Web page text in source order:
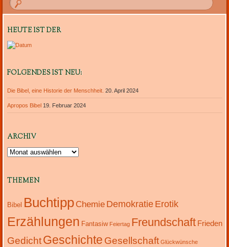
HEUTE IST DER
FOLGENDES IST NEU:
Die Bibel, eine Historie der Menschheit. 20. April 2024
Apropos Bibel 19. Februar 2024
ARCHIV
Archiv
THEMEN
Bibel Buchtipp Chemie Demokratie Erotik
Erzählungen Fantasiw Feiertag Freundschaft Frieden
Gedicht Geschichte Gesellschaft Glückwünsche